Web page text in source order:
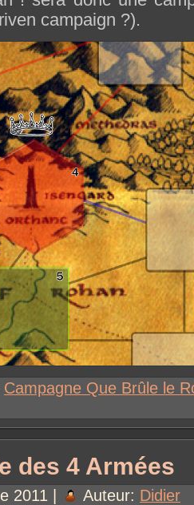
campaign ?).
Campagne Que Brûle le
des 4 Armées
2011 | Auteur: Didier